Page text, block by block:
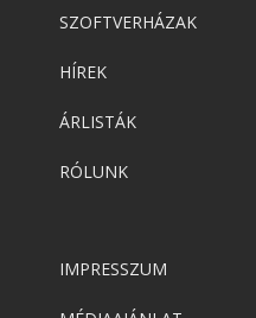
SZOFTVERHÁZAK
HÍREK
ÁRLISTÁK
RÓLUNK
IMPRESSZUM